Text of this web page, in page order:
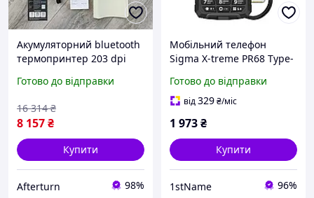
Акумуляторний bluetooth
термопринтер 203 dpi
принтер портативний
мм USB Type-C
Готово до відправки
8 157₴
16 314 ₴
Купити
Afterturn 98%
Мобільний телефон
Sigma X-treme PR68 Type-
Готово до відправки
від329₴/міс
1 973₴
Купити
1stName 96%